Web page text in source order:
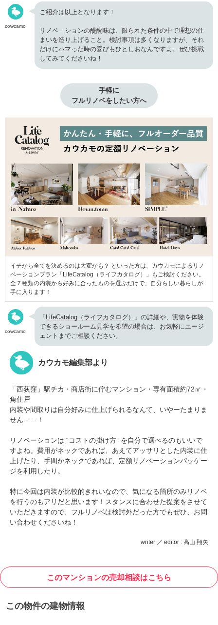
cowcamo
ご紹介は以上となります！
リノベ―ションの醍醐味は、限られた条件の中で理想の住
まいを造り上げること。検討事項は多くなりますが、それ
だけにハマった時の喜びもひとしおなんですよ。ぜひ挑戦
してみてくださいね！
手軽に
フルリノベをしたい方へ
イチから全てを決めるのは大変かも？ といった方は、カウカモによるリノ
ベーションプラン「LifeCatalog（ライフカタログ）」もご検討ください。
全７種類の内装から好みに合ったものを選ぶだけで、自分らしい暮らしが
手に入ります！
cowcamo
「 LifeCatalog（ライフカタログ）
」の詳細や、実物を体験
できるショールーム見学を希望の場合は、お気軽にエージ
ェントまでご相談ください。
カウカモ編集部より
「西荻窪」駅チカ・商店街に佇むマンション・専有面積約72㎡・
角住戸
内装や間取りは自分好みに仕上げられるなんて、いやーたまりま
せん……！
リノベーションは “コストの掛け方” を自分で選べるのもいいで
すよね。費用がネックであれば、あえてアッサリとした内装に仕
上げたり、手間がネックであれば、定額リノベーションパッケー
ジを利用したり。
特に今回は内装が比較的きれいなので、気になる箇所のみリノベ
を行うのもアリだと思います！スタンスに合わせた提案をさせて
いただきますので、フルリノベは検討外だった方でもぜひ、お問
い合わせくださいね！
writer ／ editor : 高山 翔矢
このマンションの売却相談はこちら
この物件の建物情報